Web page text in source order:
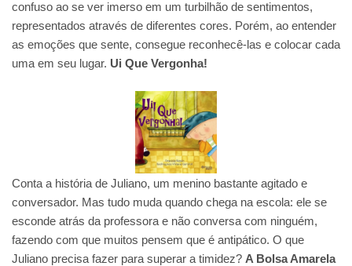
confuso ao se ver imerso em um turbilhão de sentimentos,
representados através de diferentes cores. Porém, ao entender
as emoções que sente, consegue reconhecê-las e colocar cada
uma em seu lugar. Ui Que Vergonha!
Conta a história de Juliano, um menino bastante agitado e
conversador. Mas tudo muda quando chega na escola: ele se
esconde atrás da professora e não conversa com ninguém,
fazendo com que muitos pensem que é antipático. O que
Juliano precisa fazer para superar a timidez? A Bolsa Amarela